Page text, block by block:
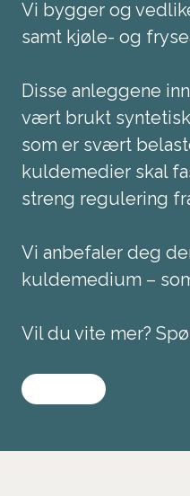
Vi bygger og
samt kjøle- og
Disse anleggene
vært brukt
som er svært
kuldemedier skal
streng regulering
Vi anbefaler deg
kuldemedium –
Vil du vite mer?